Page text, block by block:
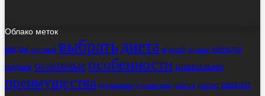
Облако меток
виды вкусный выбратьдиета игровой лучшие методы
модные основные особенности правильно
преимущества применение путешествие работы ремонт рецепт